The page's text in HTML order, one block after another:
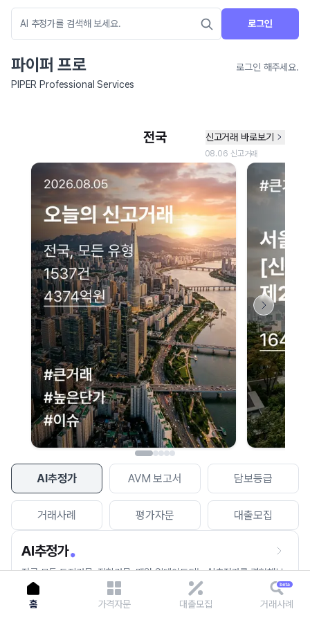
로그인
파이퍼 프로
로그인 해주세요.
PIPER Professional Services
AI추정가 AVM 보고서 담보등급
거래사례 평가자문 대출모집
AI추정가
전국 모든 토지건물, 집합건물, 매월 업데이트되는 AI추정가를 경험해보
세요.
네이버 지도 연결 안내
현재 네이버 지도 연결이 원활하지 않아 지도를 불러올 수 없습니다.
이용에 불편을 드려 죄송합니다.
다시 시도
홈 가격자문 대출모집 거래사례